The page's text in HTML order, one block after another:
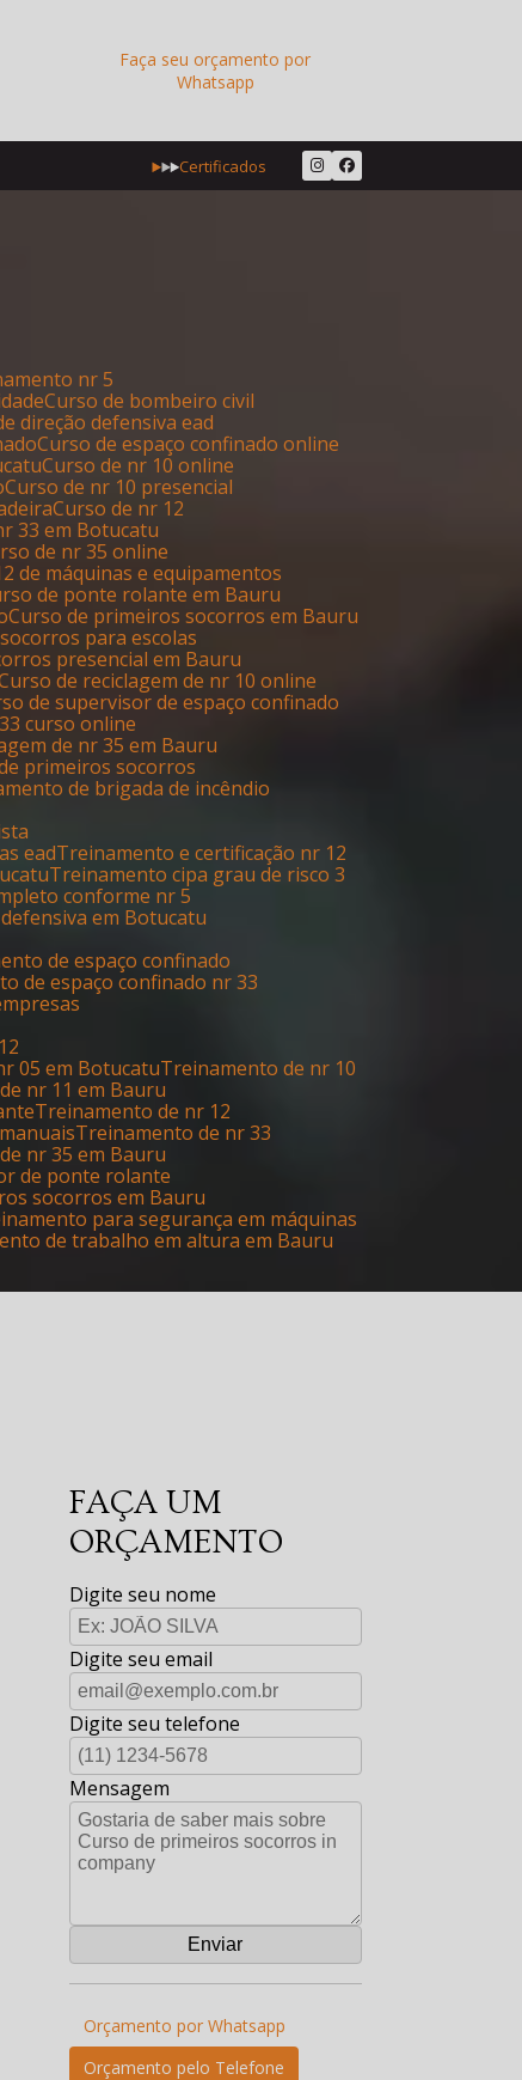
Faça seu orçamento por
Whatsapp
Certificados
nr 5
Curso de bombeiro civil
direção defensiva ead
Curso de espaço confinado online
Curso de nr 10 online
Curso de nr 10 presencial
Curso de nr 12
33 em Botucatu
de nr 35 online
de máquinas e equipamentos
de ponte rolante em Bauru
Curso de primeiros socorros em Bauru
para escolas
presencial em Bauru
Curso de reciclagem de nr 10 online
de supervisor de espaço confinado
33 curso online
de nr 35 em Bauru
primeiros socorros
de brigada de incêndio
ead Treinamento e certificação nr 12
Treinamento cipa grau de risco 3
conforme nr 5
em Botucatu
de espaço confinado
de espaço confinado nr 33
05 em Botucatu Treinamento de nr 10
nr 11 em Bauru
Treinamento de nr 12
Treinamento de nr 33
nr 35 em Bauru
de ponte rolante
socorros em Bauru
para segurança em máquinas
de trabalho em altura em Bauru
FAÇA UM
ORÇAMENTO
Digite seu nome
Digite seu email
Digite seu telefone
Mensagem
Orçamento por Whatsapp
Orçamento pelo Telefone